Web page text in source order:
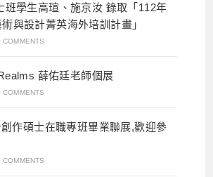
班學生高瑄、施京汝 錄取「112年
與設計菁英海外培訓計畫」
COMMENTS
薛佑廷老師個展
COMMENTS
作碩士在職專班畢業聯展,歡迎參
COMMENTS